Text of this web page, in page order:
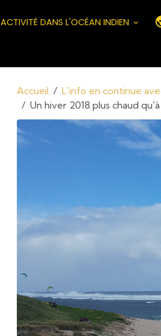
ACTIVITÉ DANS L'OCÉAN INDIEN
Accueil L'info en continue
Un hiver 2018 plus chaud